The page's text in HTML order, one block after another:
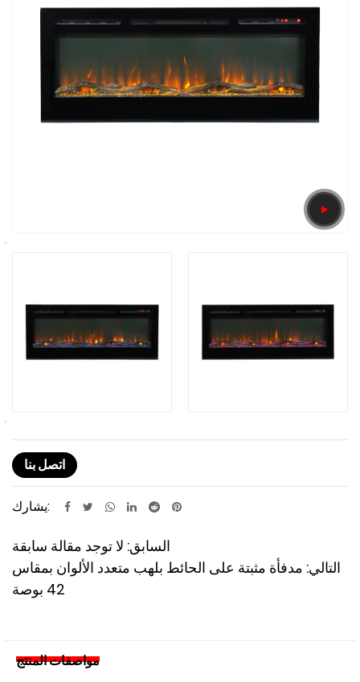
اتصل بنا
يشارك:
السابق: لا توجد مقالة سابقة
التالي: مدفأة مثبتة على الحائط بلهب متعدد الألوان بمقاس
42 بوصة
مواصفات المنتج